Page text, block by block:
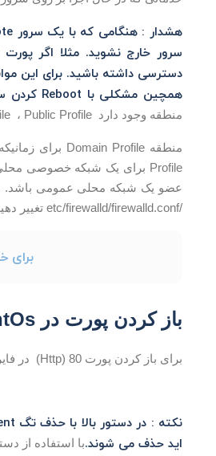
سرور خارج نشوید. مثلا اگر پورت 22 که مربوط به
همچین مشکلی با Reboot کردن سرور Rule هایی که ایجاد کرده اید حذف می شوند.
منطقه وجود دارد Domain Profile ، Private Profile ، Public Profile .
/etc/firewalld/firewalld.conf تغییر دهید. اما در حال حاضر ما با توجه به اهداف مقاله ما همان منطقه “Public” را در نظر میگیریم.
برای
باز کردن پورت در CentOs
برای باز کردن پورت 80 (Http) در فایروال، شما می توانید از دستور زیر استفاده کنید:
اید حذف می شوند.با استفاده از